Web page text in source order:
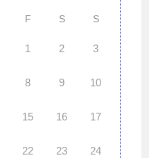
F S S
1 2 3
8 9 10
15 16 17
22 23 24